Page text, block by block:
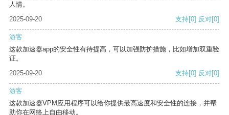
人情。
2025-09-20
支持[0] 反对[0]
游客
这款加速器app的安全性有待提高，可以加强防护措施，比如增加双重验
证。
2025-09-20
支持[0] 反对[0]
游客
这款加速器VPM应用程序可以给你提供最高速度和安全性的连接，并帮
助你在网络上自由移动。